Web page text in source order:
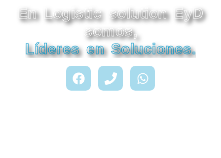
En Logistic solution EyD
somos,
Líderes en Soluciones.